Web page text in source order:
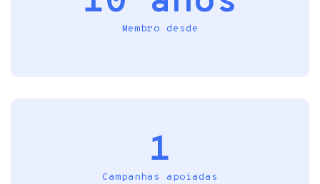
Membro desde
1
Campanhas apoiadas